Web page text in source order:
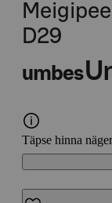
D29
umbes
Täpse hinna